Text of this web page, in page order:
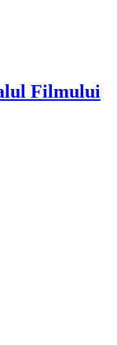
Filmului